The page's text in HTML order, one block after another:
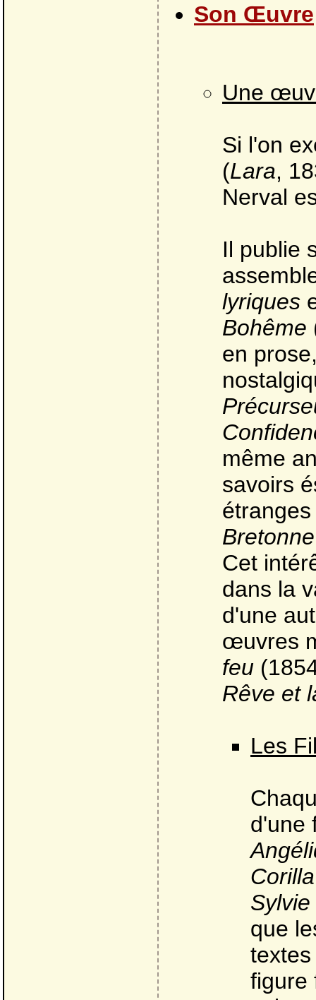
Son Œuvre
Une
Si l'on
(Lara,
Nerval
Il publie
lyriques
Bohême
en
même
savoirs
Bretonne
Cet
dans la
d'une
œuvres
feu
Rêve et
Les
d'une
Sylvie
que
figure